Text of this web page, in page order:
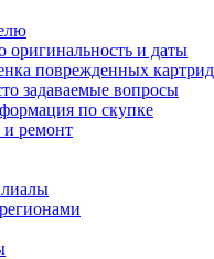
оригинальность и даты
поврежденных
задаваемые вопросы
по скупке
и ремонт